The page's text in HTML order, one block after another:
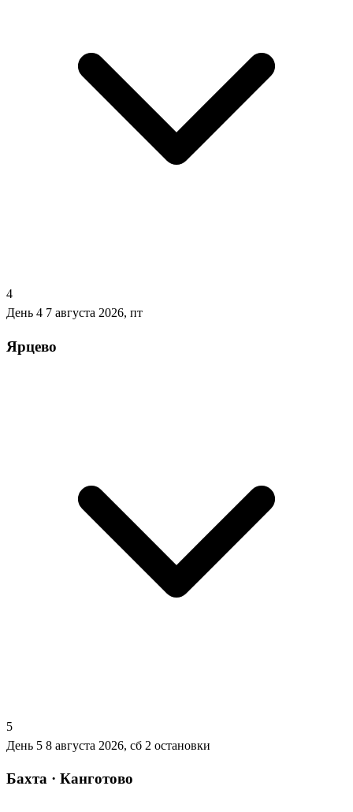
4
День 4 7 августа 2026, пт
Ярцево
5
День 5 8 августа 2026, сб 2 остановки
Бахта · Канготово